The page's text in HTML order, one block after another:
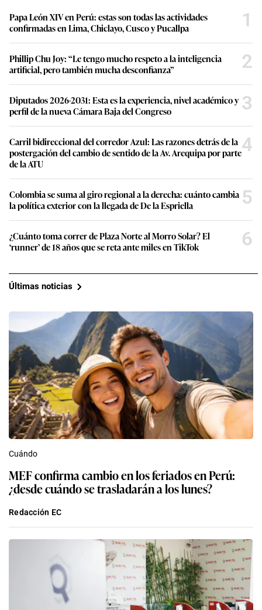
Papa León XIV en Perú: estas son todas las actividades
confirmadas en Lima, Chiclayo, Cusco y Pucallpa
1
Phillip Chu Joy: “Le tengo mucho respeto a la inteligencia
artificial, pero también mucha desconfianza”
2
Diputados 2026-2031: Esta es la experiencia, nivel académico y
perfil de la nueva Cámara Baja del Congreso
3
Carril bidireccional del corredor Azul: Las razones detrás de la
postergación del cambio de sentido de la Av. Arequipa por parte
de la ATU
4
Colombia se suma al giro regional a la derecha: cuánto cambia
la política exterior con la llegada de De la Espriella
5
¿Cuánto toma correr de Plaza Norte al Morro Solar? El
‘runner’ de 18 años que se reta ante miles en TikTok
6
Últimas noticias
Cuándo
MEF confirma cambio en los feriados en Perú:
¿desde cuándo se trasladarán a los lunes?
Redacción EC